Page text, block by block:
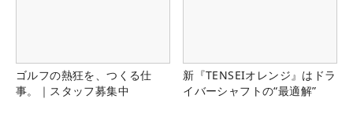
ゴルフの熱狂を、つくる仕
事。｜スタッフ募集中
新『TENSEIオレンジ』はドラ
イバーシャフトの“最適解”